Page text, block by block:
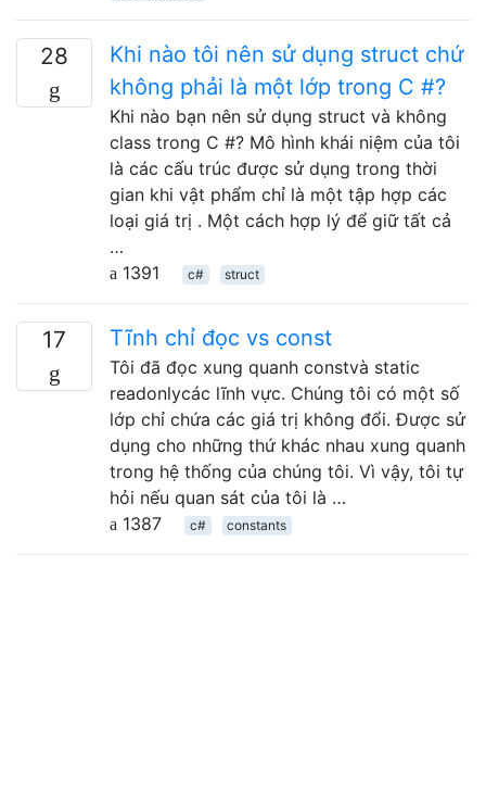
28
Khi nào tôi nên sử dụng struct chứ
không phải là một lớp trong C #?
Khi nào bạn nên sử dụng struct và không
class trong C #? Mô hình khái niệm của tôi
là các cấu trúc được sử dụng trong thời
gian khi vật phẩm chỉ là một tập hợp các
loại giá trị . Một cách hợp lý để giữ tất cả
…
1391
c# struct
17 Tĩnh chỉ đọc vs const
Tôi đã đọc xung quanh constvà static
readonlycác lĩnh vực. Chúng tôi có một số
lớp chỉ chứa các giá trị không đổi. Được sử
dụng cho những thứ khác nhau xung quanh
trong hệ thống của chúng tôi. Vì vậy, tôi tự
hỏi nếu quan sát của tôi là …
1387
c# constants